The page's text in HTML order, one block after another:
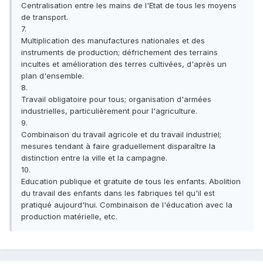
Centralisation entre les mains de l'Etat de tous les moyens
de transport.
7.
Multiplication des manufactures nationales et des
instruments de production; défrichement des terrains
incultes et amélioration des terres cultivées, d'après un
plan d'ensemble.
8.
Travail obligatoire pour tous; organisation d'armées
industrielles, particulièrement pour l'agriculture.
9.
Combinaison du travail agricole et du travail industriel;
mesures tendant à faire graduellement disparaître la
distinction entre la ville et la campagne.
10.
Education publique et gratuite de tous les enfants. Abolition
du travail des enfants dans les fabriques tel qu'il est
pratiqué aujourd'hui. Combinaison de l'éducation avec la
production matérielle, etc.